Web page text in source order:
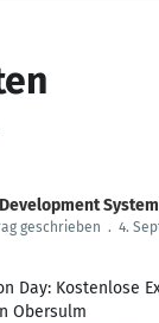
geschrieben . 4.
Day: Kostenlose
Obersulm